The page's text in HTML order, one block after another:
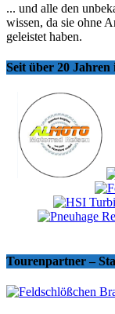
... und alle den
wissen, da sie ohne
geleistet haben.
Seit über 20 Jahren
Tourenpartner –